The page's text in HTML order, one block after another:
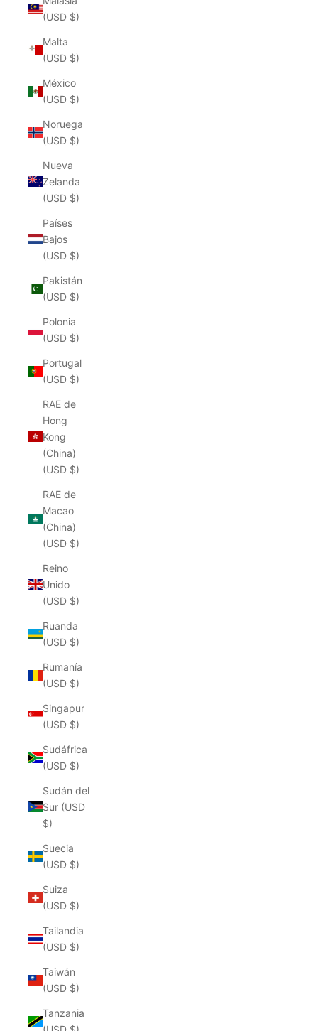
(USD $)
Malta
(USD $)
México
(USD $)
Noruega
(USD $)
Nueva
Zelanda
(USD $)
Países
Bajos
(USD $)
Pakistán
(USD $)
Polonia
(USD $)
Portugal
(USD $)
RAE de
Hong
Kong
(China)
(USD $)
RAE de
Macao
(China)
(USD $)
Reino
Unido
(USD $)
Ruanda
(USD $)
Rumanía
(USD $)
Singapur
(USD $)
Sudáfrica
(USD $)
Sudán del
Sur (USD
$)
Suecia
(USD $)
Suiza
(USD $)
Tailandia
(USD $)
Taiwán
(USD $)
Tanzania